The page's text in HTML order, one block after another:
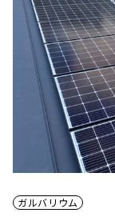
ガルバリウム